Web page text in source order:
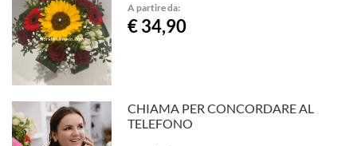
A partire da:
€ 34,90
CHIAMA PER CONCORDARE AL
TELEFONO